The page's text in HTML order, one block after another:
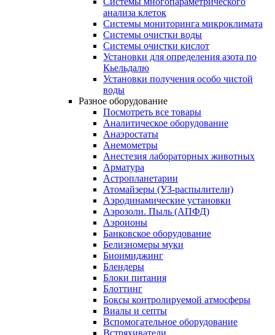
анализа клеток
Системы мониторинга микроклимата
Системы очистки воды
Системы очистки кислот
Установки для определения азота по
Кьельдалю
Установки получения особо чистой
воды
Разное оборудование
Посмотреть все товары
Аналитическое оборудование
Анаэростаты
Анемометры
Анестезия лабораторных животных
Арматура
Астропланетарии
Атомайзеры (УЗ-распылители)
Аэродинамические установки
Аэрозоли. Пыль (АПФД)
Аэроионы
Банковское оборудование
Белизномеры муки
Биоимиджинг
Блендеры
Блоки питания
Блоттинг
Боксы контролируемой атмосферы
Виалы и септы
Вспомогательное оборудование
Встряхиватели